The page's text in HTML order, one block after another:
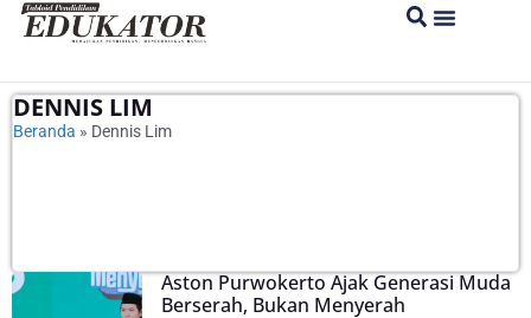
DENNIS LIM
Beranda » Dennis Lim
Aston Purwokerto Ajak Generasi Muda
Berserah, Bukan Menyerah